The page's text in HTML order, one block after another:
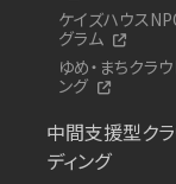
ケイズハウス
グラム
ゆめ・まちクラ
ング
中間支援型クラ
ディング